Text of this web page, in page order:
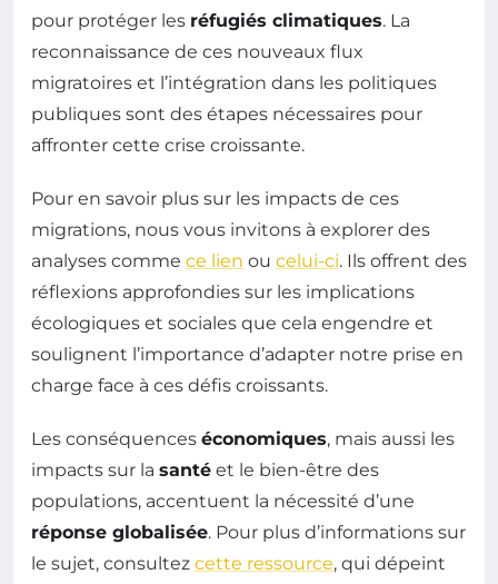
pour protéger les réfugiés climatiques. La
reconnaissance de ces nouveaux flux
migratoires et l’intégration dans les politiques
publiques sont des étapes nécessaires pour
affronter cette crise croissante.
Pour en savoir plus sur les impacts de ces
migrations, nous vous invitons à explorer des
analyses comme ce lien ou celui-ci. Ils offrent des
réflexions approfondies sur les implications
écologiques et sociales que cela engendre et
soulignent l’importance d’adapter notre prise en
charge face à ces défis croissants.
Les conséquences économiques, mais aussi les
impacts sur la santé et le bien-être des
populations, accentuent la nécessité d’une
réponse globalisée. Pour plus d’informations sur
le sujet, consultez cette ressource, qui dépeint